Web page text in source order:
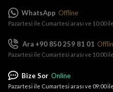
WhatsApp Offline
Pazartesi ile Cumartesi arası ve 10:00 ile
Ara +90 850 259 81 01
Pazartesi ile Cumartesi arası ve 10:00 ile
Bize Sor Online
Pazartesi ile Cumartesi arası ve 09:00 ile